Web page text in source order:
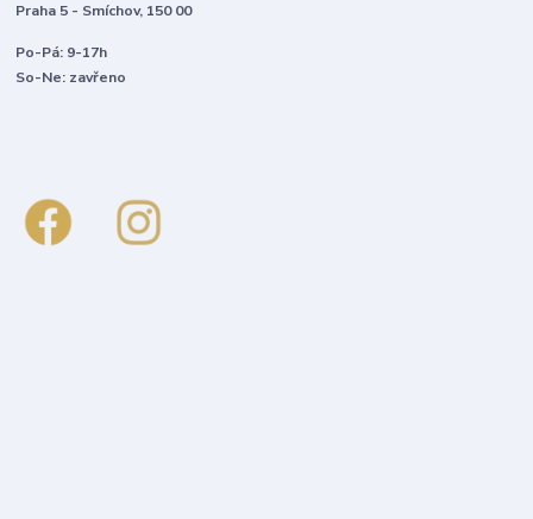
Praha 5 - Smíchov, 150 00
Po-Pá: 9-17h
So-Ne: zavřeno